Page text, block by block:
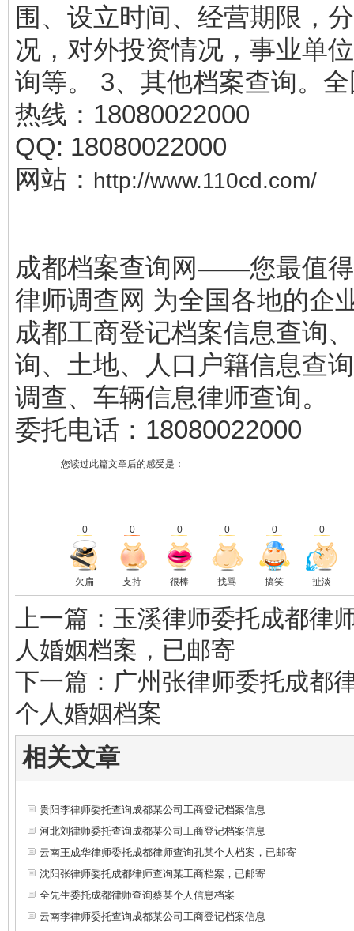
围、设立时间、经营期限，
况，对外投资情况，事业单
询等。 3、其他档案查询。
热线：18080022000
QQ: 18080022000
网站： http://www.110cd.com/
成都档案查询网——您最值
律师调查网 为全国各地的企
成都工商登记档案信息查询
询、土地、人口户籍信息查
调查、车辆信息律师查询。
委托电话：18080022000
您读过此篇文章后的感受是：
0 0 0 0 0 0
欠扁 支持 很棒 找骂 搞笑 扯淡
上一篇：玉溪律师委托成都律
人婚姻档案，已邮寄
下一篇：广州张律师委托成都
个人婚姻档案
相关文章
贵阳李律师委托查询成都某公司工商登记档案信息
河北刘律师委托查询成都某公司工商登记档案信息
云南王成华律师委托成都律师查询孔某个人档案，已邮寄
沈阳张律师委托成都律师查询某工商档案，已邮寄
全先生委托成都律师查询蔡某个人信息档案
云南李律师委托查询成都某公司工商登记档案信息